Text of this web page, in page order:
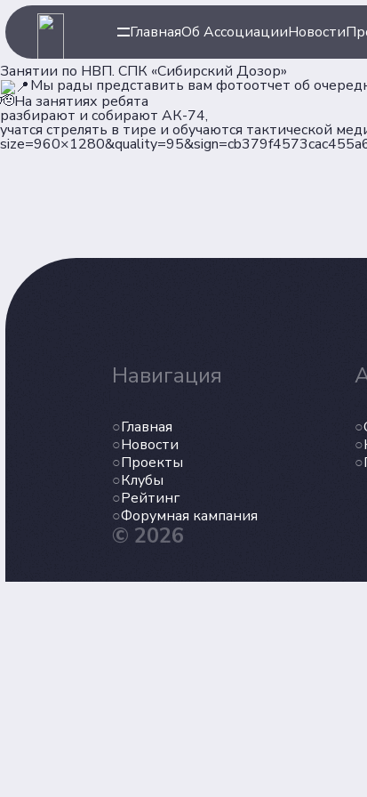
ГлавнаяОб АссоциацииНовости
Занятии по НВП. СПК «Сибирский Дозор»
Мы рады представить вам фотоотчет об
🫡На занятиях ребята
разбирают и собирают АК-74,
учатся стрелять в тире и обучаются тактической
Навигация
Главная
Новости
Проекты
Клубы
Рейтинг
Форумная кампания
© 2026
Главная
Новости
Форумная кампания